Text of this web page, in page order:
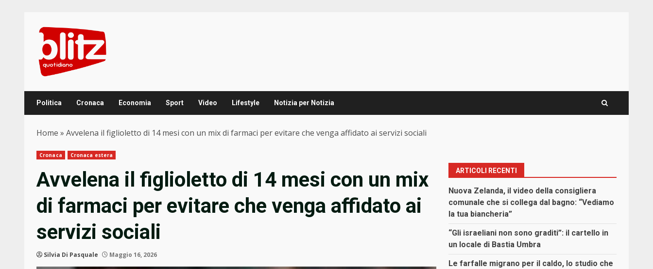
content
Politica Cronaca Economia Sport Video Lifestyle Notizia per Notizia
Home » Avvelena il figlioletto di 14 mesi con un mix di farmaci per evitare che venga affidato ai servizi sociali
Cronaca Cronaca estera
Avvelena il figlioletto di 14 mesi con un mix
di farmaci per evitare che venga affidato ai
servizi sociali
Silvia Di Pasquale Maggio 16, 2026
ARTICOLI RECENTI
Nuova Zelanda, il video della consigliera
comunale che si collega dal bagno: “Vediamo
la tua biancheria”
“Gli israeliani non sono graditi”: il cartello in
un locale di Bastia Umbra
Le farfalle migrano per il caldo, lo studio che